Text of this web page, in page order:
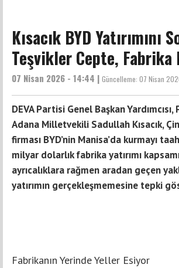
Kısacık BYD Yatırımını
Teşvikler Cepte, Fabrika
07 Nisan 2026 - 14:44 | Güncelleme: 07 Nisan
DEVA Partisi Genel Başkan
Adana Milletvekili Sadullah Kısacık,
firması BYD’nin Manisa’da kurmayı
milyar dolarlık fabrika yatırımı
ayrıcalıklara rağmen aradan geçen
yatırımın gerçekleşmemesine tepki
Fabrikanın Yerinde Yeller Esiyor